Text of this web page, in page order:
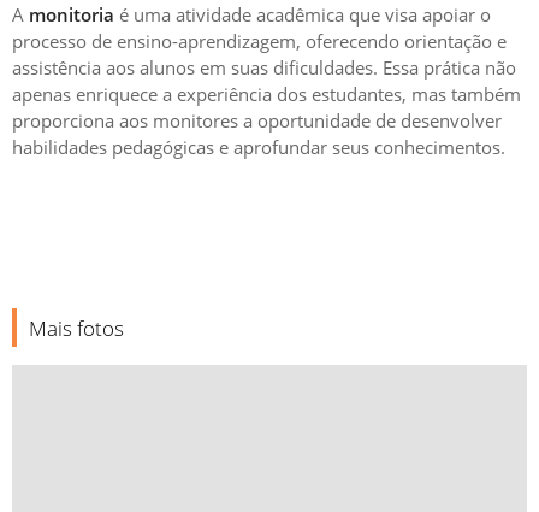
A monitoria é uma atividade acadêmica que visa apoiar o
processo de ensino-aprendizagem, oferecendo orientação e
assistência aos alunos em suas dificuldades. Essa prática não
apenas enriquece a experiência dos estudantes, mas também
proporciona aos monitores a oportunidade de desenvolver
habilidades pedagógicas e aprofundar seus conhecimentos.
Mais fotos